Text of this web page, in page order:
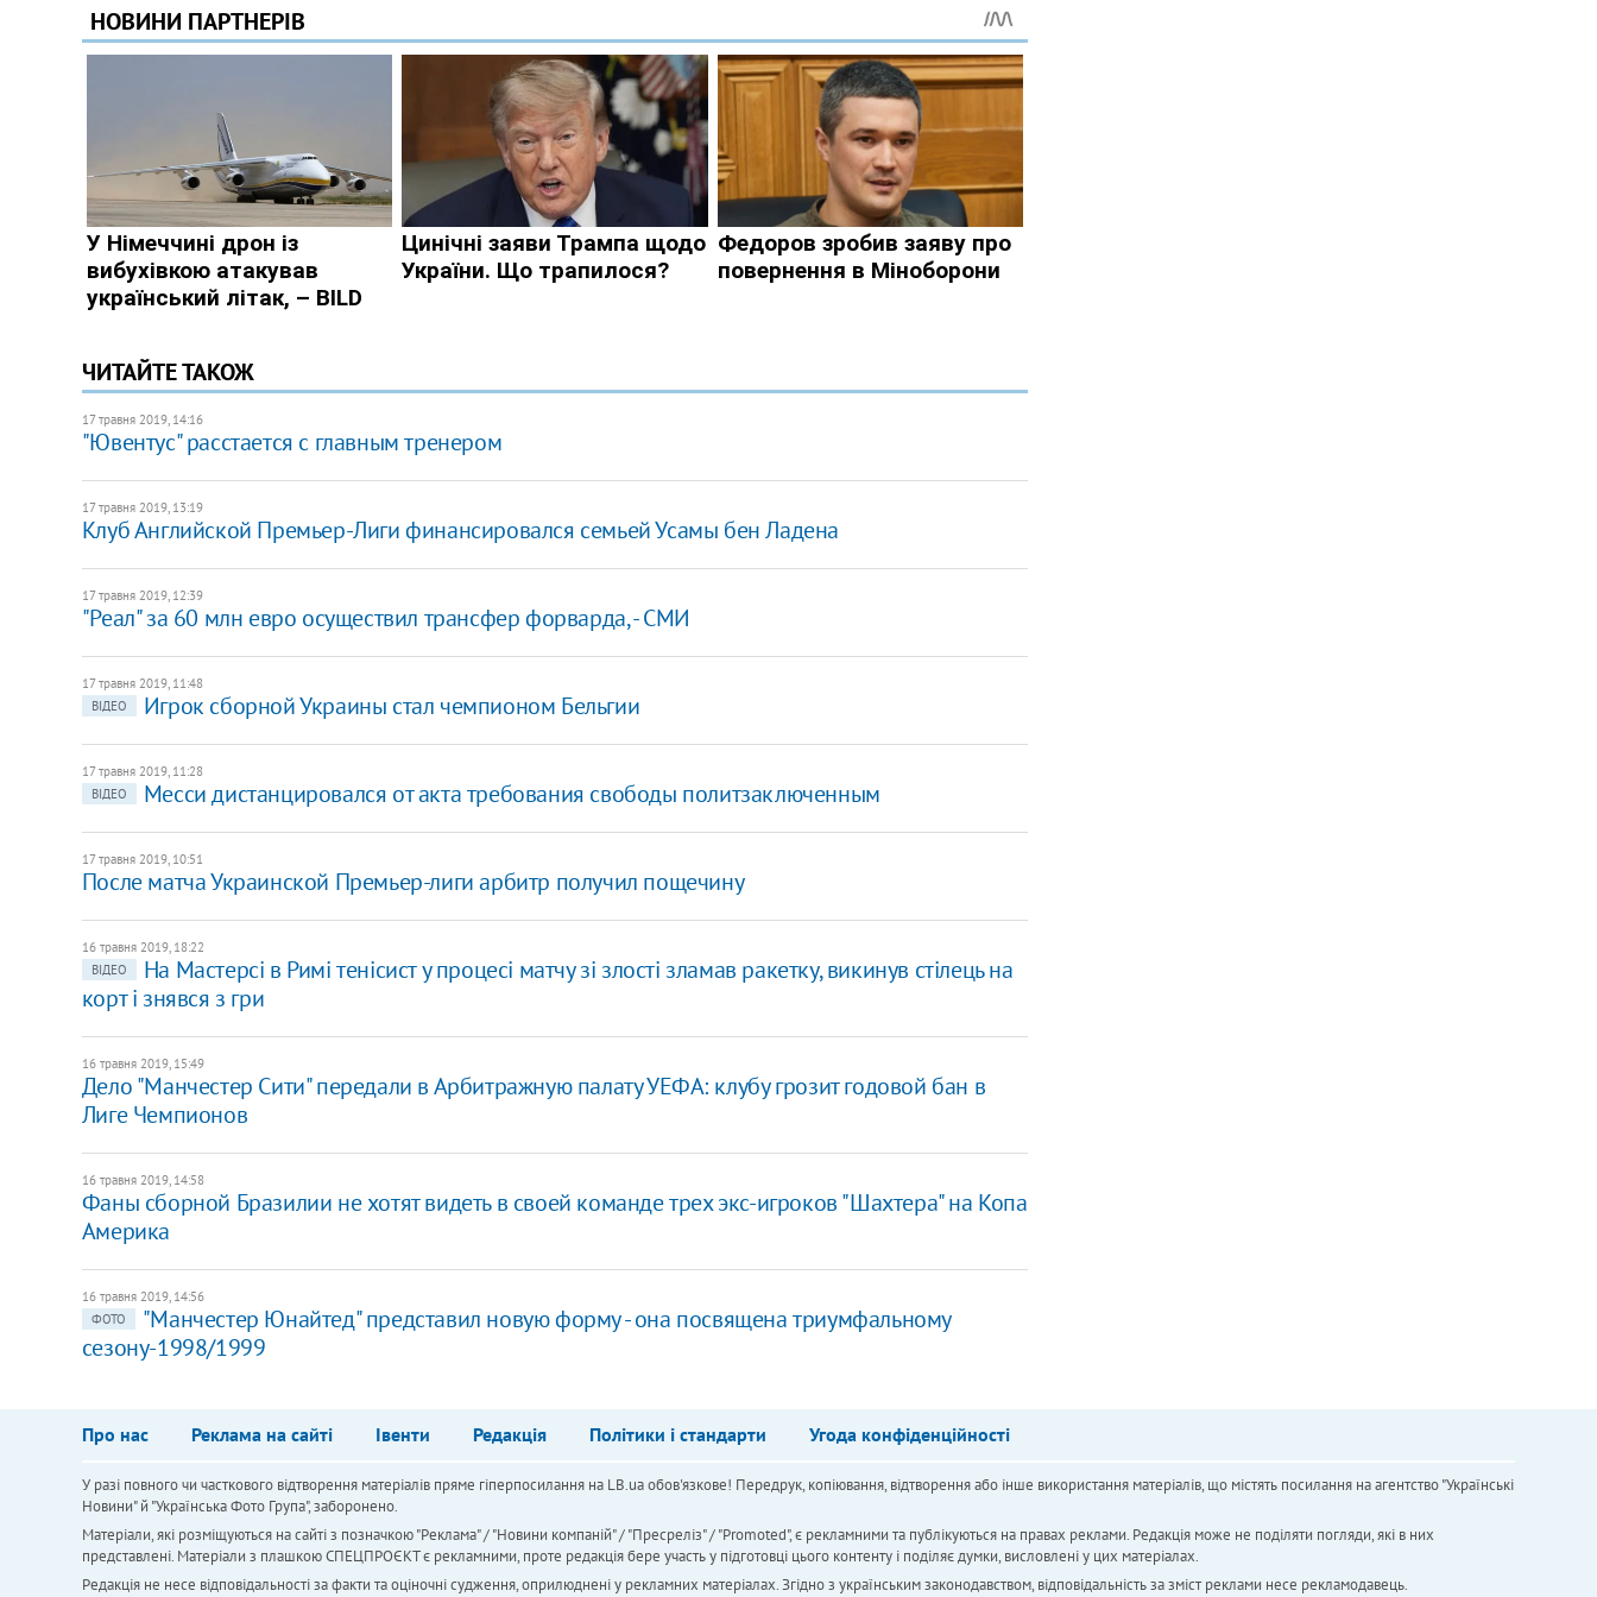
ЧИТАЙТЕ ТАКОЖ
17 травня 2019, 14:16
"Ювентус" расстается с главным тренером
17 травня 2019, 13:19
Клуб Английской Премьер-Лиги финансировался семьей Усамы бен Ладена
17 травня 2019, 12:39
"Реал" за 60 млн евро осуществил трансфер форварда, - СМИ
17 травня 2019, 11:48
ВІДЕО
Игрок сборной Украины стал чемпионом Бельгии
17 травня 2019, 11:28
ВІДЕО
Месси дистанцировался от акта требования свободы политзаключенным
17 травня 2019, 10:51
После матча Украинской Премьер-лиги арбитр получил пощечину
16 травня 2019, 18:22
ВІДЕО
На Мастерсі в Римі тенісист у процесі матчу зі злості зламав ракетку, викинув стілець на
корт і знявся з гри
16 травня 2019, 15:49
Дело "Манчестер Сити" передали в Арбитражную палату УЕФА: клубу грозит годовой бан в
Лиге Чемпионов
16 травня 2019, 14:58
Фаны сборной Бразилии не хотят видеть в своей команде трех экс-игроков "Шахтера" на Копа
Америка
16 травня 2019, 14:56
ФОТО
"Манчестер Юнайтед" представил новую форму - она посвящена триумфальному
сезону-1998/1999
Про нас Реклама на сайті Івенти Редакція Політики і стандарти Угода конфіденційності
У разі повного чи часткового відтворення матеріалів пряме гіперпосилання на LB.ua обов'язкове! Передрук, копіювання, відтворення або інше використання матеріалів, що містять посилання на агентство "Українськi
Новини" й "Українська Фото Група", заборонено.
Матеріали, які розміщуються на сайті з позначкою "Реклама" / "Новини компаній" / "Пресреліз" / "Promoted", є рекламними та публікуються на правах реклами. Редакція може не поділяти погляди, які в них
представлені. Матеріали з плашкою СПЕЦПРОЄКТ є рекламними, проте редакція бере участь у підготовці цього контенту і поділяє думки, висловлені у цих матеріалах.
Редакція не несе відповідальності за факти та оціночні судження, оприлюднені у рекламних матеріалах. Згідно з українським законодавством, відповідальність за зміст реклами несе рекламодавець.